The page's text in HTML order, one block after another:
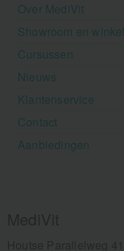
Over MediVit
Showroom en winkel
Cursussen
Nieuws
Klantenservice
Contact
Aanbiedingen